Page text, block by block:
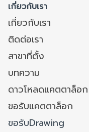
เกี่ยวกับเรา
เกี่ยวกับเรา
ติดต่อเรา
สาขาที่ตั้ง
บทความ
ดาวโหลดแคตตาล็อก
ขอรับแคตตาล็อก
ขอรับDrawing